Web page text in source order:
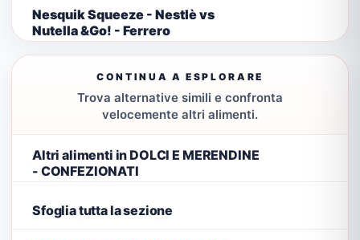
Nesquik Squeeze - Nestlè vs
Nutella &Go! - Ferrero
CONTINUA A ESPLORARE
Trova alternative simili e confronta
velocemente altri alimenti.
Altri alimenti in DOLCI E MERENDINE
- CONFEZIONATI
Sfoglia tutta la sezione